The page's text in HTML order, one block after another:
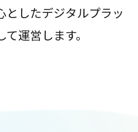
したデジタルプラッ
運営します。